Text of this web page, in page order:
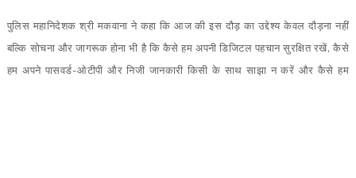
पुलिस महानिदेशक श्री मकवाना ने कहा कि आज की इस दौड़ का उद्देश्य केवल दौड़ना नहीं
बल्कि सोचना और जागरूक होना भी है कि कैसे हम अपनी डिजिटल पहचान सुरक्षित रखें, कैसे
हम अपने पासवर्ड-ओटीपी और निजी जानकारी किसी के साथसाझा न करें और कैसे हम